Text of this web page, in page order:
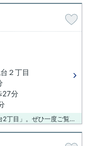
２丁目
27分
当社イチオシの物件の「新築 座間市相武台2丁目」。ぜひ一度ご覧ください。徒歩10分の場所に座間市立相武台東小学校があります。こちらは清潔感のある新築戸建て物件です。たくさんの不動産情報から、お客様が希望される条件に沿った物件のご紹介をさせて頂きます。こだわりのエリアや条件などございましたら、お気軽に当社へお問い合わせ下さい。